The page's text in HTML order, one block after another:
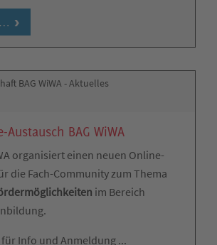
BAG WiWA - Aktuelles
Austausch BAG WiWA
organisiert einen neuen Online-
die Fach-Community zum Thema
im Bereich
Info und Anmeldung ...